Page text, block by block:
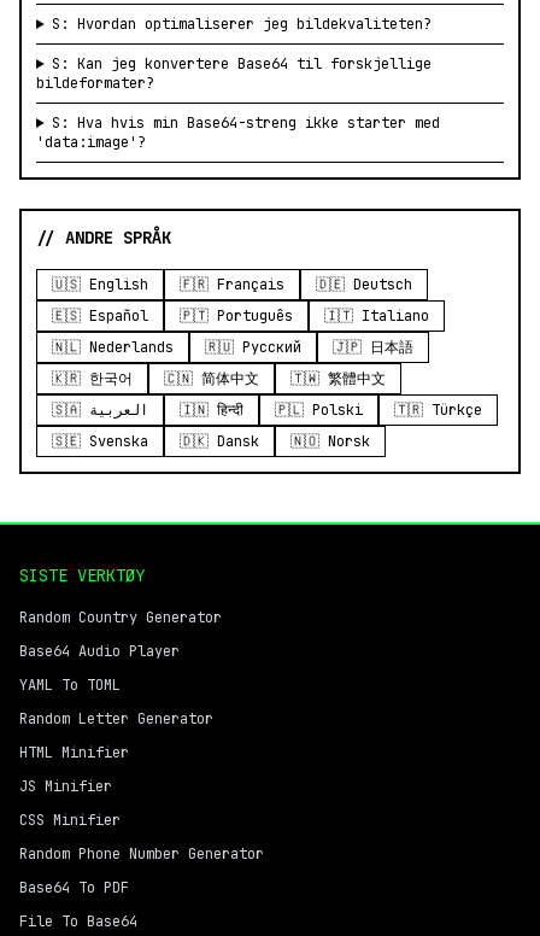
S: Hvordan optimaliserer jeg bildekvaliteten?
S: Kan jeg konvertere Base64 til forskjellige
bildeformater?
S: Hva hvis min Base64-streng ikke starter med
'data:image'?
// ANDRE SPRÅK
🇺🇸 English 🇫🇷 Français
🇩🇪 Deutsch
🇪🇸 Español
🇵🇹 Português
🇮🇹 Italiano
🇳🇱 Nederlands
🇷🇺 Русский
🇯🇵 日本語
🇰🇷 한국어
🇨🇳 简体中文
🇹🇼 繁體中文
🇸🇦 العربية
🇮🇳 हिन्दी 🇵🇱 Polski
🇹🇷 Türkçe
🇸🇪 Svenska
🇩🇰 Dansk 🇳🇴 Norsk
SISTE VERKTØY
Random Country Generator
Base64 Audio Player
YAML To TOML
Random Letter Generator
HTML Minifier
JS Minifier
CSS Minifier
Random Phone Number Generator
Base64 To PDF
File To Base64